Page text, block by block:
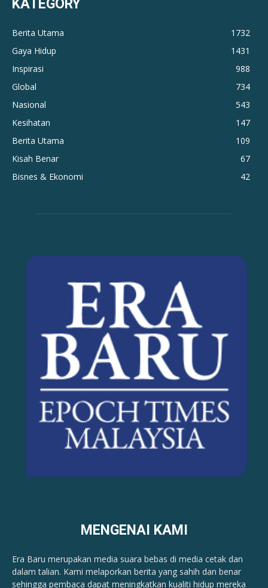
KATEGORY
Berita Utama
1732
Gaya Hidup
1431
Inspirasi
988
Global
734
Nasional
543
Kesihatan
147
Berita Utama
109
Kisah Benar
67
Bisnes & Ekonomi
42
MENGENAI KAMI
Era Baru merupakan media suara bebas di media cetak dan
dalam talian. Kami melaporkan berita yang sahih dan benar ​​
sehingga pembaca dapat meningkatkan kualiti hidup mereka